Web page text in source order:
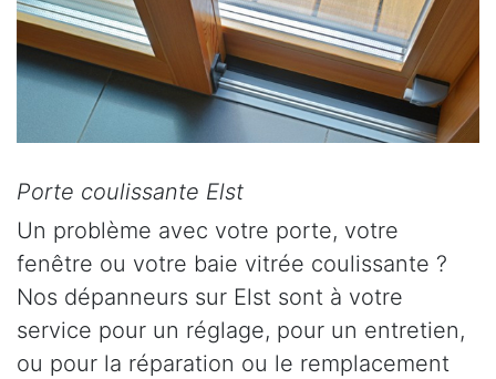
Porte coulissante Elst
Un problème avec votre porte, votre
fenêtre ou votre baie vitrée coulissante ?
Nos dépanneurs sur Elst sont à votre
service pour un réglage, pour un entretien,
ou pour la réparation ou le remplacement